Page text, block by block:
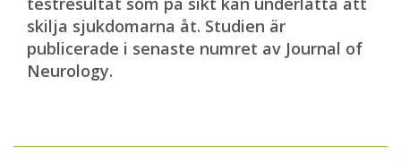
skilja sjukdomarna åt. Studien är
publicerade i senaste numret av Journal of
Neurology.